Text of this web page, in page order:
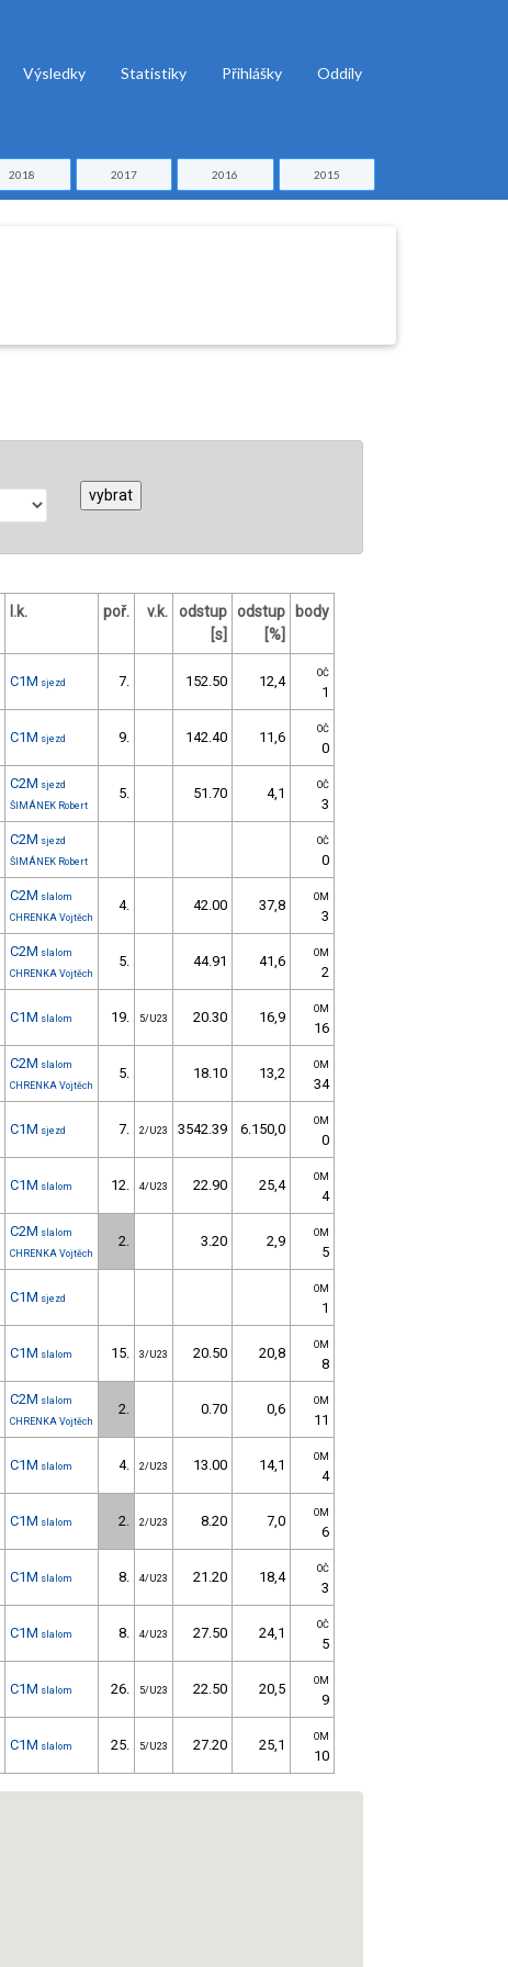
Výsledky Statistiky Přihlášky Oddíly
2018 2017 2016 2015
l.k. poř. v.k.
odstup
[s]
odstup
[%]
body
C1M sjezd 7. 152.50 12,4 OČ
1
C1M sjezd 9. 142.40 11,6 OČ
0
C2M sjezd
ŠIMÁNEK Robert
5. 51.70 4,1 OČ
3
C2M sjezd
ŠIMÁNEK Robert
OČ
0
C2M slalom
CHRENKA Vojtěch
4. 42.00 37,8 OM
3
C2M slalom
CHRENKA Vojtěch
5. 44.91 41,6 OM
2
C1M slalom 19. 5/U23 20.30 16,9 OM
16
C2M slalom
CHRENKA Vojtěch
5. 18.10 13,2 OM
34
C1M sjezd 7. 2/U23 3542.39 6.150,0 OM
0
C1M slalom 12. 4/U23 22.90 25,4 OM
4
C2M slalom
CHRENKA Vojtěch
2. 3.20 2,9 OM
5
C1M sjezd
OM
1
C1M slalom 15. 3/U23 20.50 20,8 OM
8
C2M slalom
CHRENKA Vojtěch
2. 0.70 0,6 OM
11
C1M slalom 4. 2/U23 13.00 14,1 OM
4
C1M slalom 2. 2/U23 8.20 7,0 OM
6
C1M slalom 8. 4/U23 21.20 18,4 OČ
3
C1M slalom 8. 4/U23 27.50 24,1 OČ
5
C1M slalom 26. 5/U23 22.50 20,5 OM
9
C1M slalom 25. 5/U23 27.20 25,1 OM
10